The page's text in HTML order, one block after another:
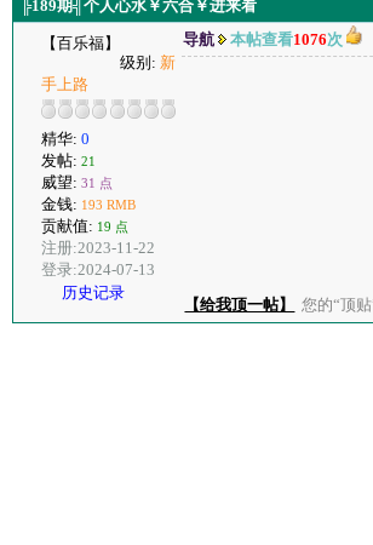
╠189期╣个人心水￥六合￥进来看
【百乐福】
级别: 新
手上路
精华: 0
发帖: 21
威望: 31 点
金钱: 193 RMB
贡献值: 19 点
注册:2023-11-22
登录:2024-07-13
历史记录
导航 本帖查看1076次
【给我顶一帖】 您的“顶